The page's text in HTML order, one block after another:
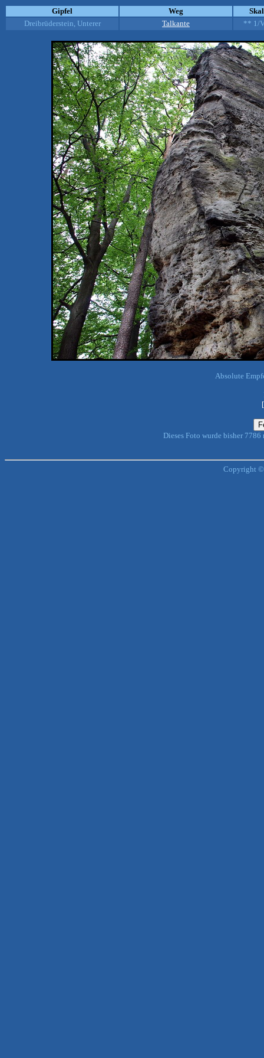
Gipfel Weg
Dreibrüderstein, Unterer
Talkante ** 1/
Absolute
Dieses Foto wurde bisher
Copyright ©